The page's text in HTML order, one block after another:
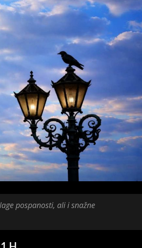
pospanosti, ali i snažne